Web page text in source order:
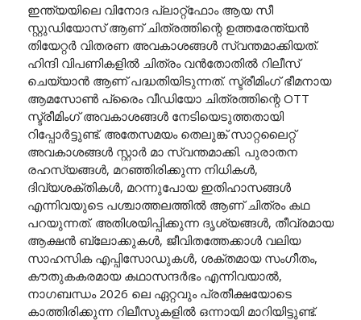
ഇന്ത്യയിലെ വിനോദ പ്ലാറ്റ്ഫോം ആയ സീ
സ്റ്റുഡിയോസ് ആണ് ചിത്രത്തിന്റെ ഉത്തരേന്ത്യൻ
തിയേറ്റർ വിതരണ അവകാശങ്ങൾ സ്വന്തമാക്കിയത്.
ഹിന്ദി വിപണികളിൽ ചിത്രം വൻതോതിൽ റിലീസ്
ചെയ്യാൻ ആണ് പദ്ധതിയിടുന്നത്. സ്ട്രീമിംഗ് ഭീമനായ
ആമസോൺ പ്രൈം വീഡിയോ ചിത്രത്തിന്റെ OTT
സ്ട്രീമിംഗ് അവകാശങ്ങൾ നേടിയെടുത്തതായി
റിപ്പോർട്ടുണ്ട്. അതേസമയം തെലുങ്ക് സാറ്റലൈറ്റ്
അവകാശങ്ങൾ സ്റ്റാർ മാ സ്വന്തമാക്കി. പുരാതന
രഹസ്യങ്ങൾ, മറഞ്ഞിരിക്കുന്ന നിധികൾ,
ദിവ്യശക്തികൾ, മറന്നുപോയ ഇതിഹാസങ്ങൾ
എന്നിവയുടെ പശ്ചാത്തലത്തിൽ ആണ് ചിത്രം കഥ
പറയുന്നത്. അതിശയിപ്പിക്കുന്ന ദൃശ്യങ്ങൾ, തീവ്രമായ
ആക്ഷൻ ബ്ലോക്കുകൾ, ജീവിതത്തേക്കാൾ വലിയ
സാഹസിക എപ്പിസോഡുകൾ, ശക്തമായ സംഗീതം,
കൗതുകകരമായ കഥാസന്ദർഭം എന്നിവയാൽ,
നാഗബന്ധം 2026 ലെ ഏറ്റവും പ്രതീക്ഷയോടെ
കാത്തിരിക്കുന്ന റിലീസുകളിൽ ഒന്നായി മാറിയിട്ടുണ്ട്.